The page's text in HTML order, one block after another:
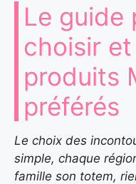
Le guide
choisir
produits
préférés
Le choix des
simple, chaque
famille son totem,